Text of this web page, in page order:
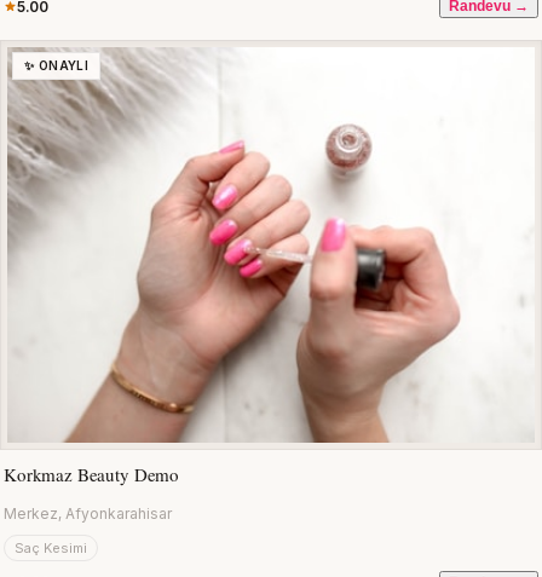
5.00 Randevu →
✨ ONAYLI
Korkmaz Beauty Demo
Merkez, Afyonkarahisar
Saç Kesimi